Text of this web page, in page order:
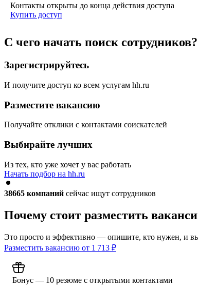
Контакты открыты до конца действия доступа
Купить доступ
С чего начать поиск сотрудников?
Зарегистрируйтесь
И получите доступ ко всем услугам hh.ru
Разместите вакансию
Получайте отклики с контактами соискателей
Выбирайте лучших
Из тех, кто уже хочет у вас работать
Начать подбор на hh.ru
38665 компаний сейчас ищут сотрудников
Почему стоит разместить
Это просто и эффективно — опишите, кто нужен, и
Разместить вакансию от 1 713 ₽
Бонус — 10 резюме с открытыми контактами